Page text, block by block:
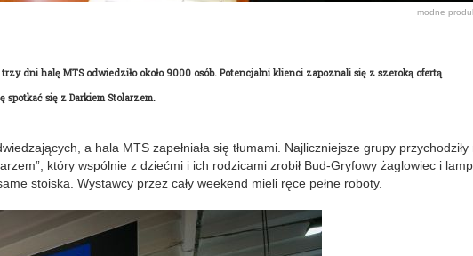
modne
dni halę MTS odwiedziło około 9000 osób. Potencjalni klienci zapoznali się z szeroką ofertą
się z Darkiem Stolarzem.
a hala MTS zapełniała się tłumami. Najliczniejsze grupy przychodziły
który wspólnie z dziećmi i ich rodzicami zrobił Bud-Gryfowy żaglowiec i
stoiska. Wystawcy przez cały weekend mieli ręce pełne roboty.